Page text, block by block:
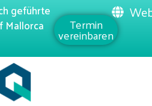
geführte
Mallorca
Termin
vereinbaren